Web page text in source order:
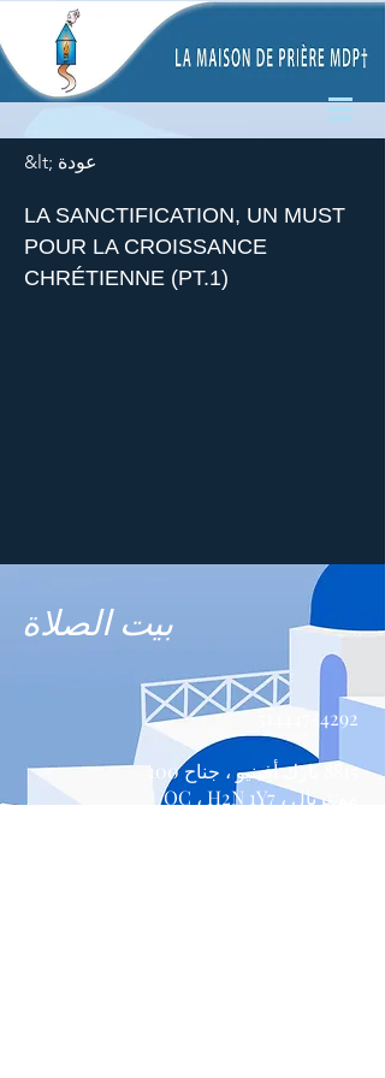
&lt; عودة
LA SANCTIFICATION, UN MUST
POUR LA CROISSANCE
CHRÉTIENNE (PT.1)
بيت الصلاة
514447-4292
8815 بارك أفينيو ، جناح 100
مونتريال ، QC ، H2N 1Y7